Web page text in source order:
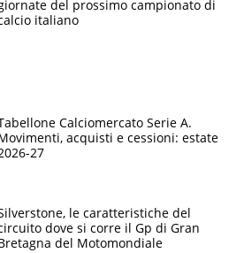
del prossimo campionato di
italiano
Calciomercato Serie A.
acquisti e cessioni: estate
27
le caratteristiche del
dove si corre il Gp di Gran
del Motomondiale